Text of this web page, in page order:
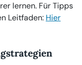
lernen. Für Tipps
Leitfaden: Hier